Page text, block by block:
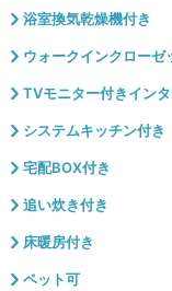
浴室換気乾燥機付き
ウォークインクローゼ
TVモニター付きイン
システムキッチン付き
宅配BOX付き
追い炊き付き
床暖房付き
ペット可